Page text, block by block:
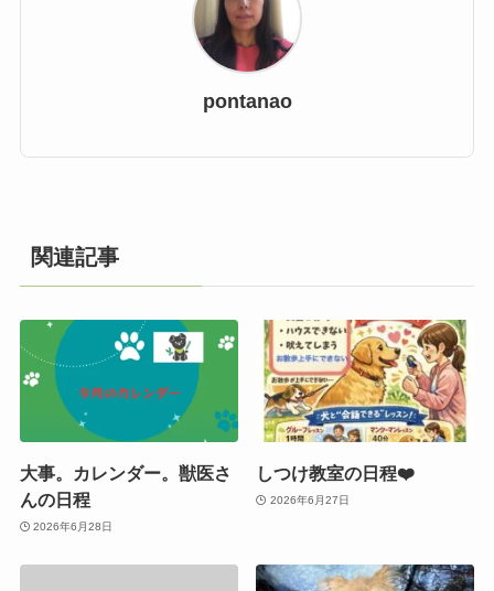
pontanao
関連記事
大事。カレンダー。獣医さ
んの日程
2026年6月28日
しつけ教室の日程❤️
2026年6月27日